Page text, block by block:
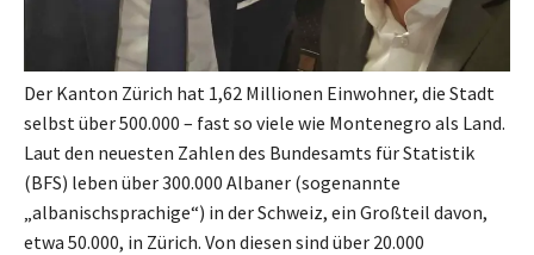
Der Kanton Zürich hat 1,62 Millionen Einwohner, die Stadt
selbst über 500.000 – fast so viele wie Montenegro als Land.
Laut den neuesten Zahlen des Bundesamts für Statistik
(BFS) leben über 300.000 Albaner (sogenannte
„albanischsprachige“) in der Schweiz, ein Großteil davon,
etwa 50.000, in Zürich. Von diesen sind über 20.000